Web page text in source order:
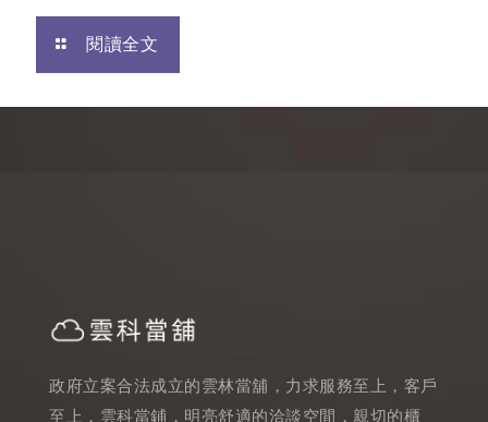
閱讀全文
政府立案合法成立的雲林當舖，力求服務至上，客戶
至上，雲科當鋪，明亮舒適的洽談空間，親切的櫃